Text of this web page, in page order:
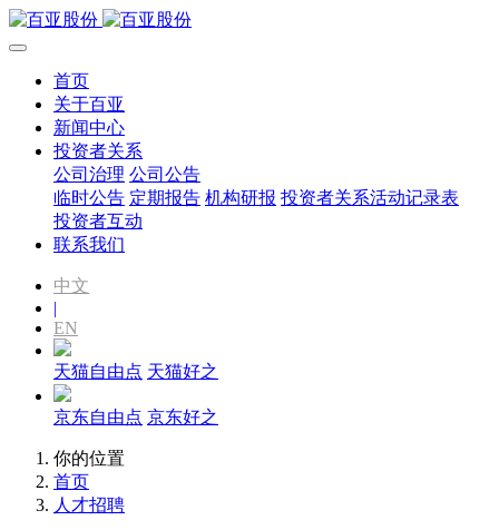
首页
关于百亚
新闻中心
投资者关系
公司治理 公司公告
临时公告 定期报告 机构研报 投资者关系活动记录表
投资者互动
联系我们
中文
|
EN
天猫自由点 天猫好之
京东自由点 京东好之
你的位置
首页
人才招聘